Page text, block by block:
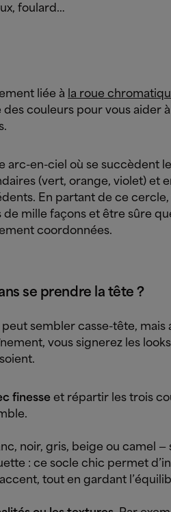
foulard…
liée à la roue
des couleurs pour vous aider
arc-en-ciel où se succèdent
(vert, orange, violet) et
En partant de ce cercle,
mille façons et être sûre
coordonnées.
se prendre la tête ?
sembler casse-tête, mais
vous signerez les
finesse et répartir les trois
noir, gris, beige ou camel —
: ce socle chic permet
tout en gardant